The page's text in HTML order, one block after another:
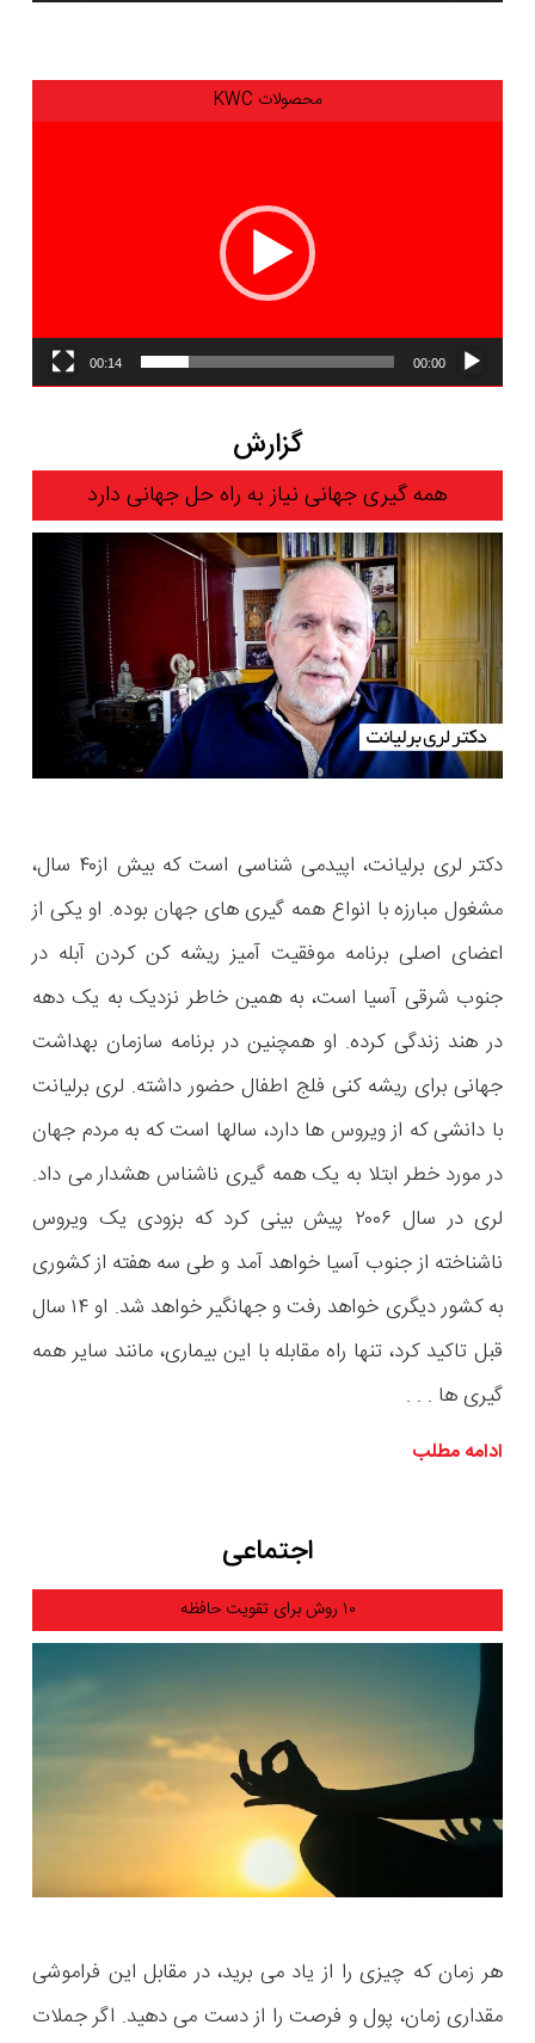
محصولات KWC
00:00
00:14
گزارش
همه گیری جهانی نیاز به راه حل جهانی دارد
دکتر لری برلیانت، اپیدمی شناسی است که بیش از۴۰ سال،
مشغول مبارزه با انواع همه گیری های جهان بوده. او یکی از
اعضای اصلی برنامه موفقیت آمیز ریشه کن کردن آبله در
جنوب شرقی آسیا است، به همین خاطر نزدیک به یک دهه
در هند زندگی کرده. او همچنین در برنامه سازمان بهداشت
جهانی برای ریشه کنی فلج اطفال حضور داشته. لری برلیانت
با دانشی که از ویروس ها دارد، سالها است که به مردم جهان
در مورد خطر ابتلا به یک همه گیری ناشناس هشدار می داد.
لری در سال ۲۰۰۶ پیش بینی کرد که بزودی یک ویروس
ناشناخته از جنوب آسیا خواهد آمد و طی سه هفته از کشوری
به کشور دیگری خواهد رفت و جهانگیر خواهد شد. او ۱۴ سال
قبل تاکید کرد، تنها راه مقابله با این بیماری، مانند سایر همه
گیری ها . . .
ادامه مطلب
اجتماعی
۱۰ روش برای تقویت حافظه
هر زمان که چیزی را از یاد می برید، در مقابل این فراموشی
مقداری زمان، پول و فرصت را از دست می دهید. اگر جملات